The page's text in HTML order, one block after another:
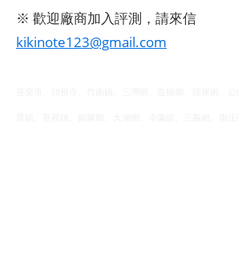
※ 歡迎廠商加入評測，請來信
kikinote123@gmail.com